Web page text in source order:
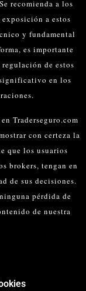
recomienda a los
a estos
y fundamental
es importante
de estos
en los
Traderseguro.com
con certeza la
que los usuarios
brokers, tengan en
de sus decisiones.
pérdida de
de nuestra